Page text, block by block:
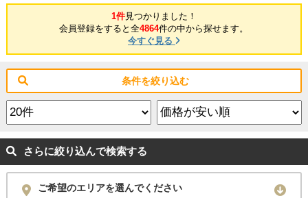
1件見つかりました！
会員登録をすると全4864件の中から探せます。
今すぐ見る
条件を絞り込む
さらに絞り込んで検索する
ご希望のエリアを選んでください